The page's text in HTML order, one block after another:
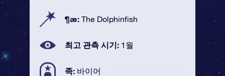
¶æ: The Dolphinfish
최고 관측 시기: 1월
족: 바이어